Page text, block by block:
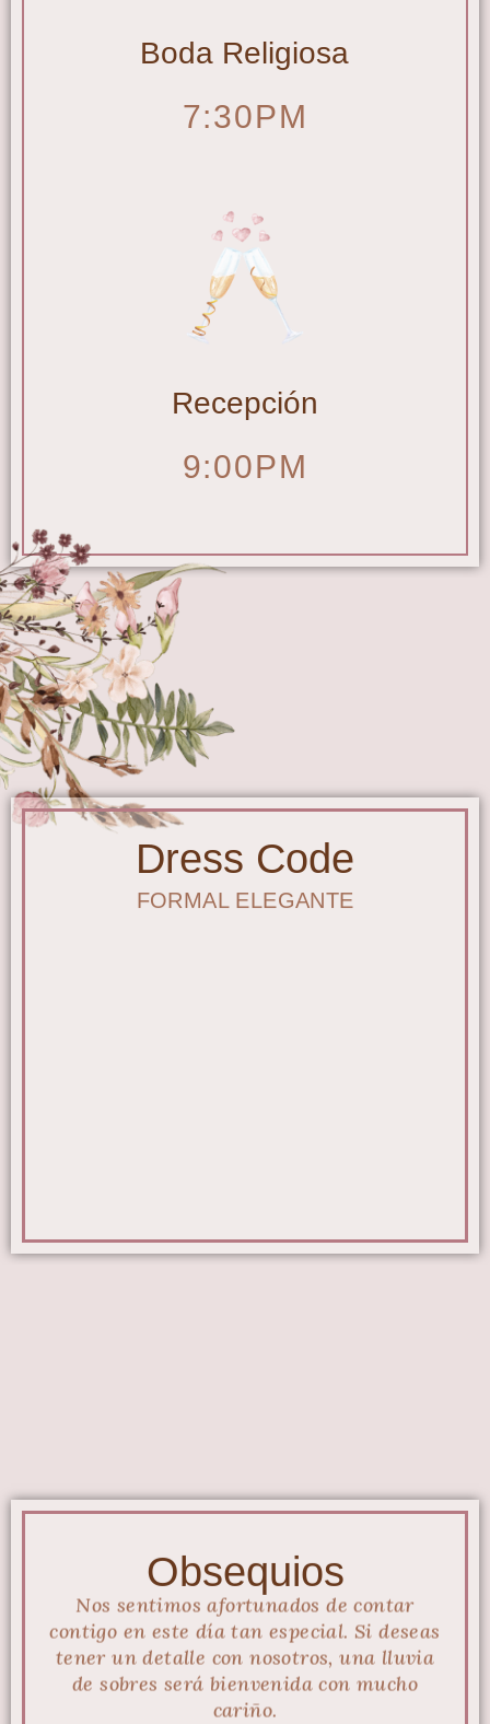
Boda Religiosa
7:30PM
Recepción
9:00PM
Dress Code
FORMAL ELEGANTE
Obsequios
Nos sentimos afortunados de contar
contigo en este día tan especial. Si deseas
tener un detalle con nosotros, una lluvia
de sobres será bienvenida con mucho
cariño.